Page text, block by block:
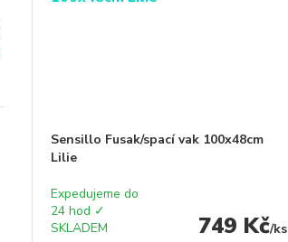
Sensillo Fusak/spací vak 100x48cm
Lilie
749 Kč/ks
Expedujeme do
24 hod ✓
SKLADEM